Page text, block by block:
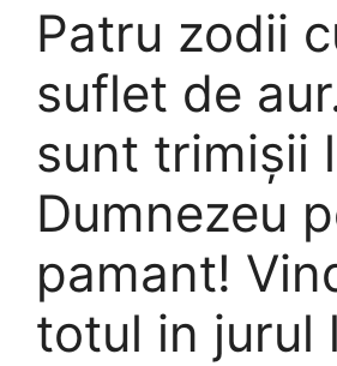
Patru zodii
suflet de
sunt trimişii
Dumnezeu
pamant!
totul in jurul